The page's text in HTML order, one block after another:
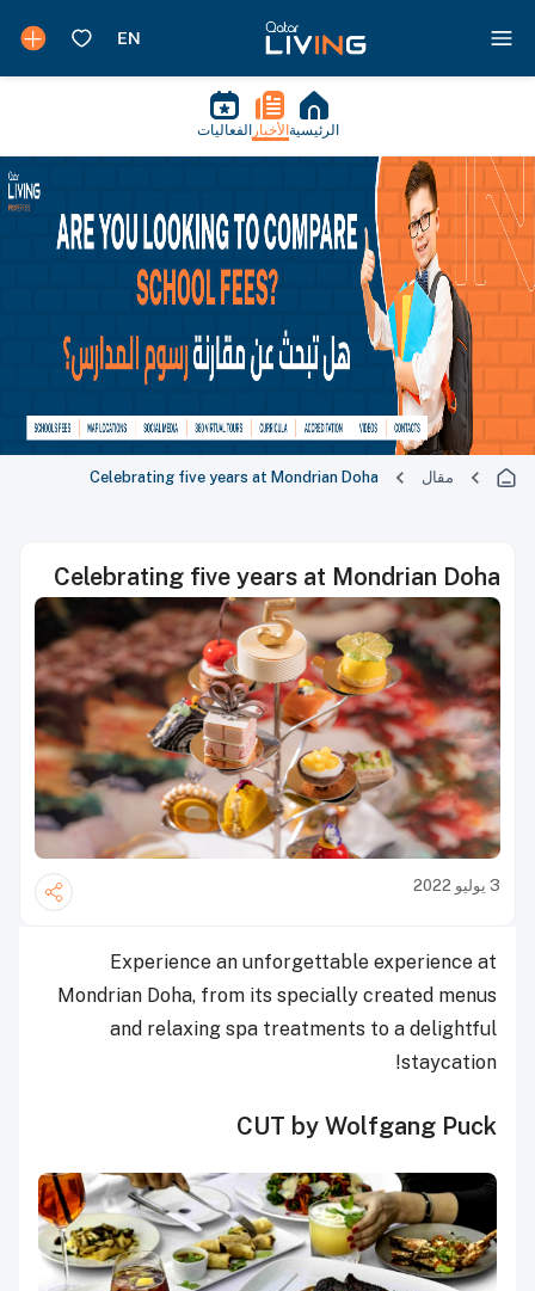
الرئيسية الأخبار الفعاليات
مقال Celebrating five years at Mondrian Doha
Celebrating five years at Mondrian Doha
3 يوليو 2022
Experience an unforgettable experience at
Mondrian Doha, from its specially created menus
and relaxing spa treatments to a delightful
staycation!
CUT by Wolfgang Puck